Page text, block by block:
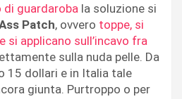
guardaroba la soluzione si
Patch, ovvero toppe, si
si applicano sull’incavo fra
sulla nuda pelle. Da
15 dollari e in Italia tale
giunta. Purtroppo o per